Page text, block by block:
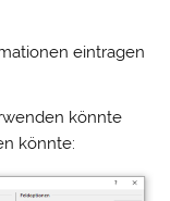
eintragen
könnte
könnte: